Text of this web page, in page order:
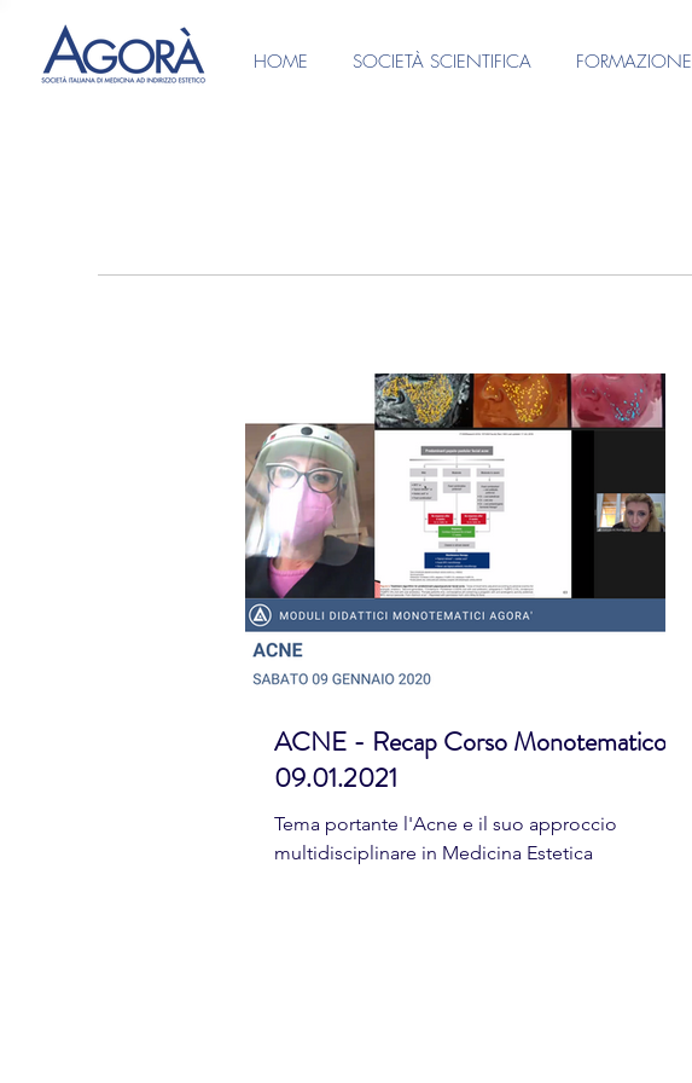
HOME SOCIETÀ SCIENTIFICA FORMAZIONE
ACNE - Recap Corso Monotematico
09.01.2021
Tema portante l'Acne e il suo approccio
multidisciplinare in Medicina Estetica